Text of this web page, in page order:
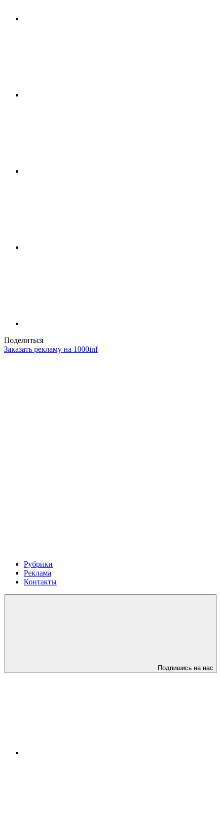
Поделиться
Заказать рекламу на 1000inf
Рубрики
Реклама
Контакты
Подпишись на нас